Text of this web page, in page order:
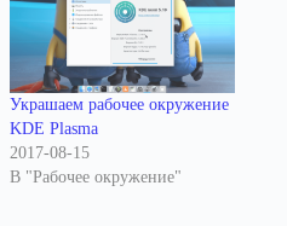
Украшаем рабочее окружение
KDE Plasma
2017-08-15
В "Рабочее окружение"